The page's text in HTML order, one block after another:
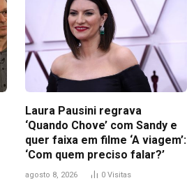
Laura Pausini regrava
‘Quando Chove’ com Sandy e
quer faixa em filme ‘A viagem’:
‘Com quem preciso falar?’
agosto 8, 2026 0 Visitas